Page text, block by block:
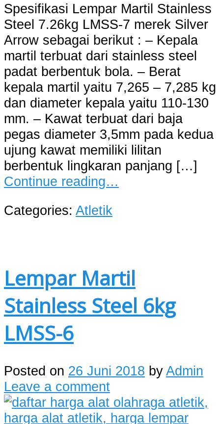
Spesifikasi Lempar Martil Stainless
Steel 7.26kg LMSS-7 merek Silver
Arrow sebagai berikut : – Kepala
martil terbuat dari stainless steel
padat berbentuk bola. – Berat
kepala martil yaitu 7,265 – 7,285 kg
dan diameter kepala yaitu 110-130
mm. – Kawat terbuat dari baja
pegas diameter 3,5mm pada kedua
ujung kawat memiliki lilitan
berbentuk lingkaran panjang […]
Continue reading…
Categories: Atletik
Lempar Martil
Stainless Steel 6kg
LMSS-6
Posted on 26 Juni 2018 byAdmin
Leave a comment